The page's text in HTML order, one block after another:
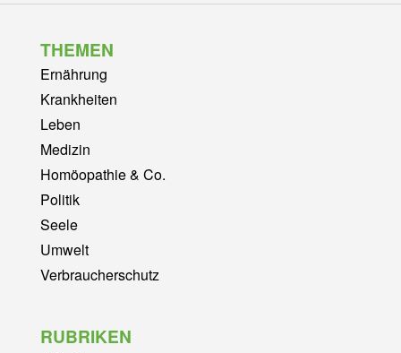
THEMEN
Ernährung
Krankheiten
Leben
Medizin
Homöopathie & Co.
Politik
Seele
Umwelt
Verbraucherschutz
RUBRIKEN